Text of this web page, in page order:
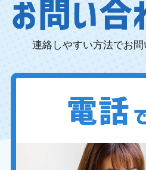
連絡しやすい方法でお問